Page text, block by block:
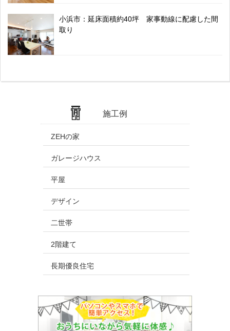
小浜市：延床面積約40坪 家事動線に配慮した間
取り
施工例
ZEHの家
ガレージハウス
平屋
デザイン
二世帯
2階建て
長期優良住宅